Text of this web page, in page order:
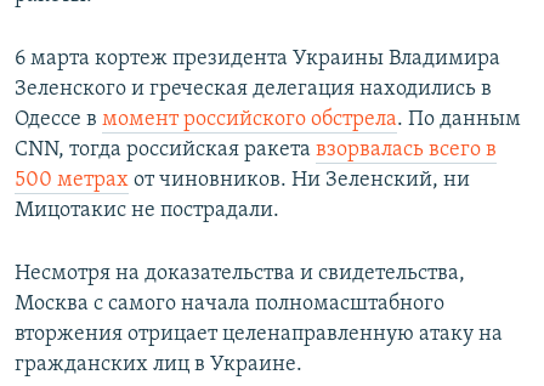
6 марта кортеж президента Украины Владимира
Зеленского и греческая делегация находились в
Одессе в момент российского обстрела. По данным
CNN, тогда российская ракета взорвалась всего в
500 метрах от чиновников. Ни Зеленский, ни
Мицотакис не пострадали.
Несмотря на доказательства и свидетельства,
Москва с самого начала полномасштабного
вторжения отрицает целенаправленную атаку на
гражданских лиц в Украине.